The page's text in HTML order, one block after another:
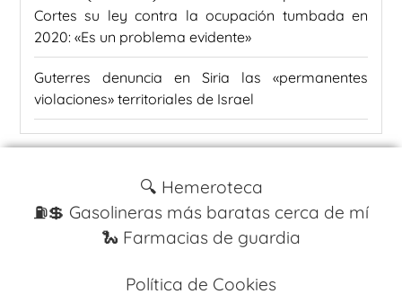
Cortes su ley contra la ocupación tumbada en
2020: «Es un problema evidente»
Guterres denuncia en Siria las «permanentes
violaciones» territoriales de Israel
🔍 Hemeroteca
⛽️💲 Gasolineras más baratas cerca de mí
🐍 Farmacias de guardia
Política de Cookies